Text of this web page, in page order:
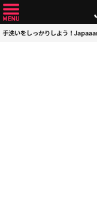
手洗いをしっかりしよう！